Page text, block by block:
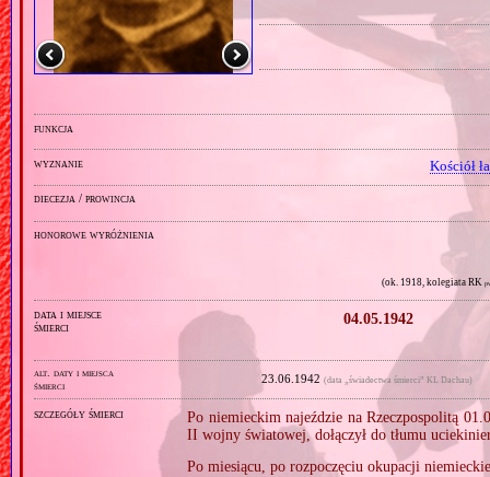
funkcja
wyznanie Kościół
diecezja / prowincja
honorowe wyróżnienia
(ok. 1918, kolegiata RK
data i miejsce
śmierci
04.05.1942
alt. daty i miejsca
śmierci
23.06.1942(data „świadectwa śmierci” KL Dachau)
szczegóły śmierci
Po niemieckim najeździe na Rzeczpospolitą
II wojny światowej, dołączył do tłumu
Po miesiącu, po rozpoczęciu okupacji